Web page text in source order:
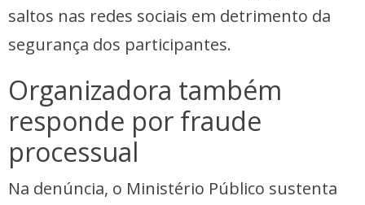
saltos nas redes sociais em detrimento da
segurança dos participantes.
Organizadora também
responde por fraude
processual
Na denúncia, o Ministério Público sustenta